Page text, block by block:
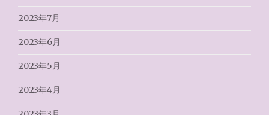
2023年7月
2023年6月
2023年5月
2023年4月